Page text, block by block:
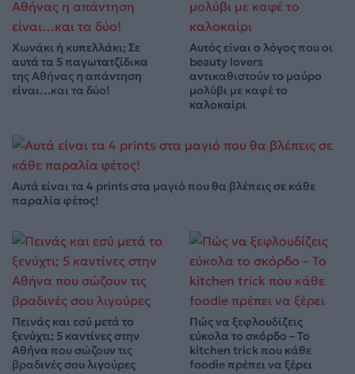
Χωνάκι ή κυπελλάκι; Σε
αυτά τα 5 παγωτατζίδικα
της Αθήνας η απάντηση
είναι…και τα δύο!
Αυτός είναι ο λόγος που οι
beauty lovers
αντικαθιστούν το μαύρο
μολύβι με καφέ το
καλοκαίρι
Αυτά είναι τα 4 prints στα μαγιό που θα βλέπεις σε κάθε
παραλία φέτος!
Πεινάς και εσύ μετά το
ξενύχτι; 5 καντίνες στην
Αθήνα που σώζουν τις
βραδινές σου λιγούρες
Πώς να ξεφλουδίζεις
εύκολα το σκόρδο – Το
kitchen trick που κάθε
foodie πρέπει να ξέρει